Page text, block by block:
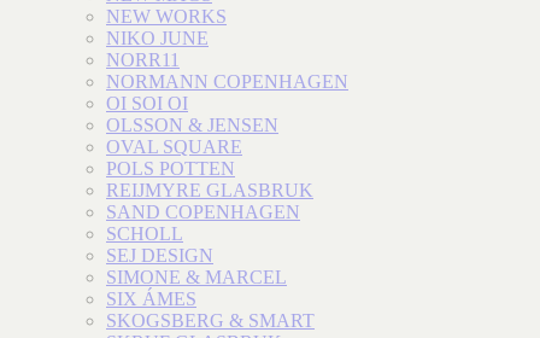
NEW WORKS
NIKO JUNE
NORR11
NORMANN COPENHAGEN
OI SOI OI
OLSSON & JENSEN
OVAL SQUARE
POLS POTTEN
REIJMYRE GLASBRUK
SAND COPENHAGEN
SCHOLL
SEJ DESIGN
SIMONE & MARCEL
SIX ÁMES
SKOGSBERG & SMART